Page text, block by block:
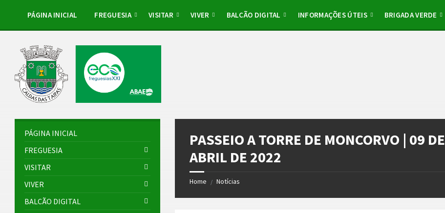
sidebar
sidebar
PÁGINA INICIAL FREGUESIA VISITAR VIVER BALCÃO DIGITAL INFORMAÇÕES ÚTEIS BRIGADA VERDE
PASSEIO A TORRE DE MONCORVO | 09 DE
ABRIL DE 2022
Home / Notícias
PÁGINA INICIAL
FREGUESIA
VISITAR
VIVER
BALCÃO DIGITAL